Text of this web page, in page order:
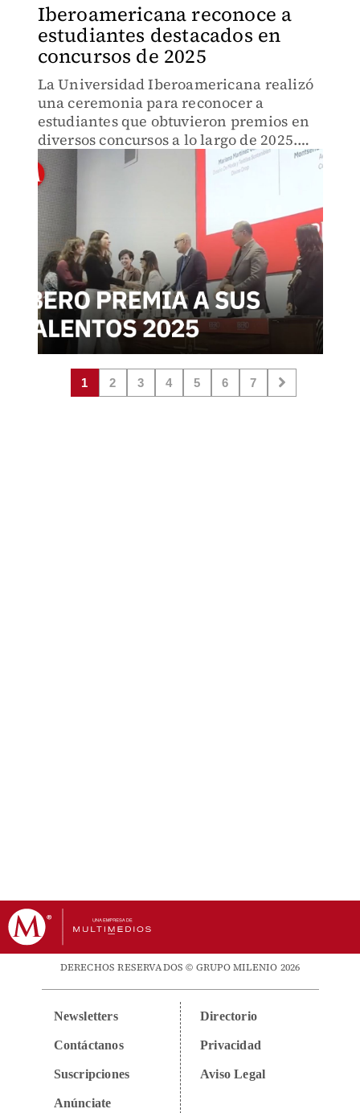
Iberoamericana reconoce a
estudiantes destacados en
concursos de 2025
La Universidad Iberoamericana realizó
una ceremonia para reconocer a
estudiantes que obtuvieron premios en
diversos concursos a lo largo de 2025.
Autoridades académicas destacaron su
talento, dedicación y aportes en
distintas áreas.
1 2 3 4 5 6 7
DERECHOS RESERVADOS © GRUPO MILENIO 2026
Newsletters
Contáctanos
Suscripciones
Anúnciate
Directorio
Privacidad
Aviso Legal